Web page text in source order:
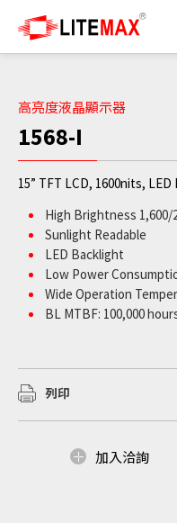
高亮度液晶顯示器
1568-I
15” TFT LCD, 1600nits,
High Brightness 1,600/
Sunlight Readable
LED Backlight
Low Power
Wide Operation
BL MTBF: 100,000
列印
加入洽詢